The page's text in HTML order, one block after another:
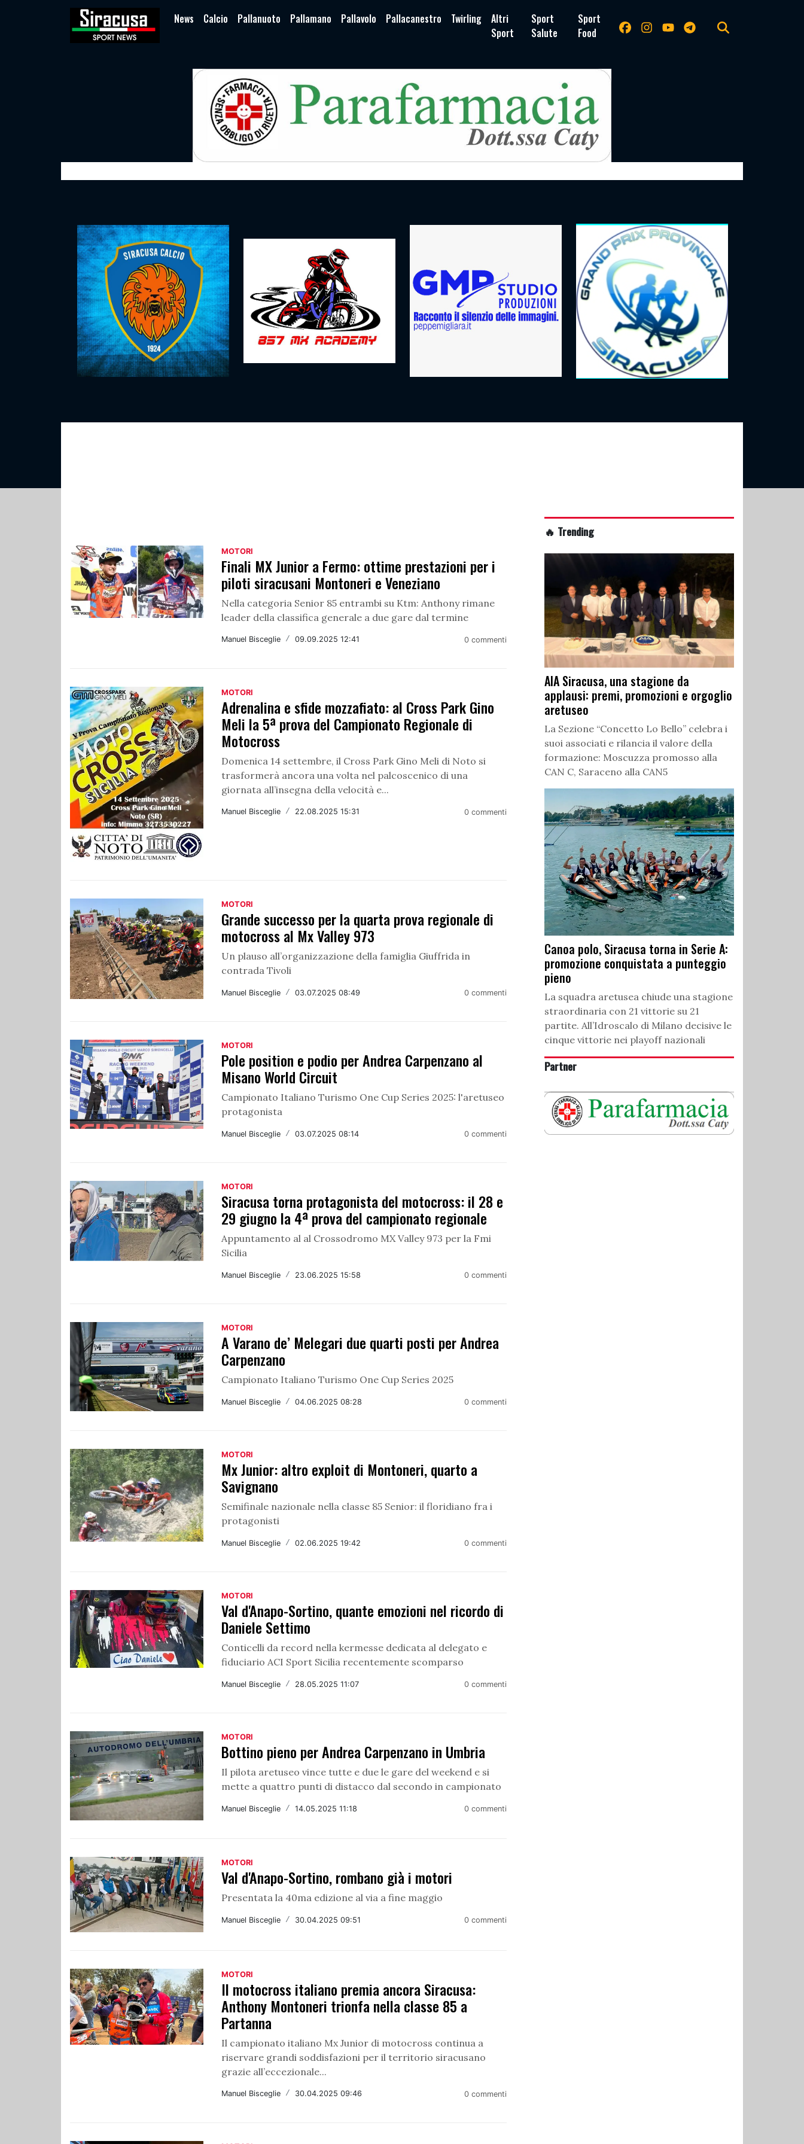
News Calcio Pallanuoto Pallamano Pallavolo Pallacanestro Twirling
Altri
Sport
Sport
Salute
Sport
Food
MOTORI
Finali MX Junior a Fermo: ottime prestazioni per i
piloti siracusani Montoneri e Veneziano
Nella categoria Senior 85 entrambi su Ktm: Anthony rimane
leader della classifica generale a due gare dal termine
Manuel Bisceglie / 09.09.2025 12:41 0 commenti
MOTORI
Adrenalina e sfide mozzafiato: al Cross Park Gino
Meli la 5ª prova del Campionato Regionale di
Motocross
Domenica 14 settembre, il Cross Park Gino Meli di Noto si
trasformerà ancora una volta nel palcoscenico di una
giornata all’insegna della velocità e...
Manuel Bisceglie / 22.08.2025 15:31 0 commenti
MOTORI
Grande successo per la quarta prova regionale di
motocross al Mx Valley 973
Un plauso all’organizzazione della famiglia Giuffrida in
contrada Tivoli
Manuel Bisceglie / 03.07.2025 08:49 0 commenti
MOTORI
Pole position e podio per Andrea Carpenzano al
Misano World Circuit
Campionato Italiano Turismo One Cup Series 2025: l'aretuseo
protagonista
Manuel Bisceglie / 03.07.2025 08:14 0 commenti
MOTORI
Siracusa torna protagonista del motocross: il 28 e
29 giugno la 4ª prova del campionato regionale
Appuntamento al al Crossodromo MX Valley 973 per la Fmi
Sicilia
Manuel Bisceglie / 23.06.2025 15:58 0 commenti
MOTORI
A Varano de’ Melegari due quarti posti per Andrea
Carpenzano
Campionato Italiano Turismo One Cup Series 2025
Manuel Bisceglie / 04.06.2025 08:28 0 commenti
MOTORI
Mx Junior: altro exploit di Montoneri, quarto a
Savignano
Semifinale nazionale nella classe 85 Senior: il floridiano fra i
protagonisti
Manuel Bisceglie / 02.06.2025 19:42 0 commenti
MOTORI
Val d'Anapo-Sortino, quante emozioni nel ricordo di
Daniele Settimo
Conticelli da record nella kermesse dedicata al delegato e
fiduciario ACI Sport Sicilia recentemente scomparso
Manuel Bisceglie / 28.05.2025 11:07 0 commenti
MOTORI
Bottino pieno per Andrea Carpenzano in Umbria
Il pilota aretuseo vince tutte e due le gare del weekend e si
mette a quattro punti di distacco dal secondo in campionato
Manuel Bisceglie / 14.05.2025 11:18 0 commenti
MOTORI
Val d'Anapo-Sortino, rombano già i motori
Presentata la 40ma edizione al via a fine maggio
Manuel Bisceglie / 30.04.2025 09:51 0 commenti
MOTORI
Il motocross italiano premia ancora Siracusa:
Anthony Montoneri trionfa nella classe 85 a
Partanna
Il campionato italiano Mx Junior di motocross continua a
riservare grandi soddisfazioni per il territorio siracusano
grazie all’eccezionale...
Manuel Bisceglie / 30.04.2025 09:46 0 commenti
🔥 Trending
AIA Siracusa, una stagione da
applausi: premi, promozioni e orgoglio
aretuseo
La Sezione “Concetto Lo Bello” celebra i
suoi associati e rilancia il valore della
formazione: Moscuzza promosso alla
CAN C, Saraceno alla CAN5
Canoa polo, Siracusa torna in Serie A:
promozione conquistata a punteggio
pieno
La squadra aretusea chiude una stagione
straordinaria con 21 vittorie su 21
partite. All’Idroscalo di Milano decisive le
cinque vittorie nei playoff nazionali
Partner